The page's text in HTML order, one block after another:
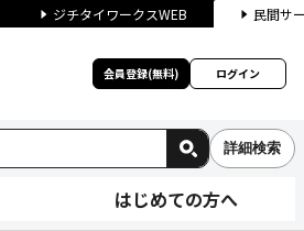
ジチタイワークスWEB 民間サ
会員登録(無料) ログイン
詳細検索
はじめての方へ